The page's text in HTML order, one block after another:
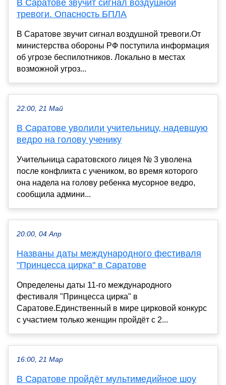
В Саратове звучит сигнал воздушной
тревоги. Опасность БПЛА
В Саратове звучит сигнал воздушной тревоги.От
министерства обороны РФ поступила информация
об угрозе беспилотников. Локально в местах
возможной угроз...
22:00, 21 Май
В Саратове уволили учительницу, надевшую
ведро на голову ученику
Учительница саратовского лицея № 3 уволена
после конфликта с учеником, во время которого
она надела на голову ребенка мусорное ведро,
сообщила админи...
20:00, 04 Апр
Названы даты международного фестиваля
"Принцесса цирка" в Саратове
Определены даты 11-го международного
фестиваля "Принцесса цирка" в
Саратове.Единственный в мире цирковой конкурс
с участием только женщин пройдёт с 2...
16:00, 21 Мар
В Саратове пройдёт мультимедийное шоу